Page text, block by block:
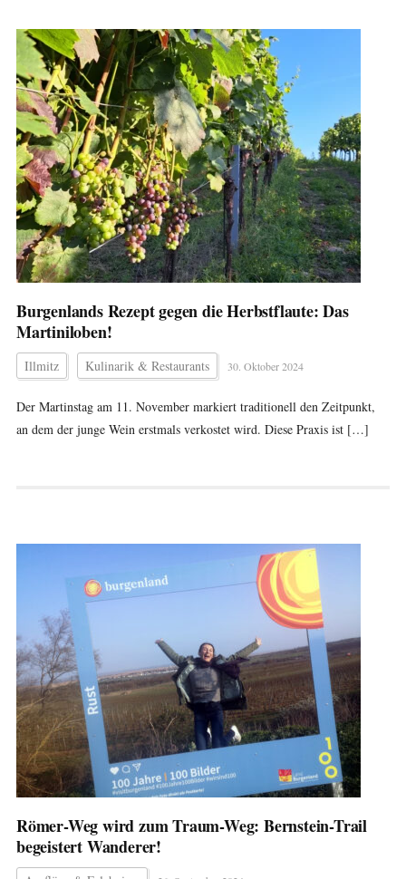
Burgenlands Rezept gegen die Herbstflaute: Das
Martiniloben!
Illmitz Kulinarik & Restaurants 30. Oktober 2024
Der Martinstag am 11. November markiert traditionell den Zeitpunkt,
an dem der junge Wein erstmals verkostet wird. Diese Praxis ist […]
Römer-Weg wird zum Traum-Weg: Bernstein-Trail
begeistert Wanderer!